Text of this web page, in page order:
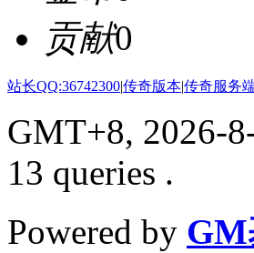
贡献0
站长QQ:36742300|传奇版本|传奇服务
GMT+8, 2026-
13 queries .
Powered by